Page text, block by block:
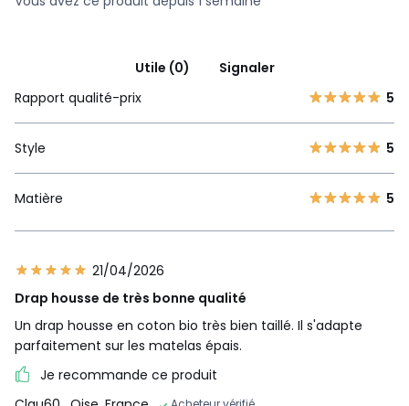
Utile (0)
Signaler
Rapport qualité-prix
5
Style 5
Matière 5
21/04/2026
Drap housse de très bonne qualité
Un drap housse en coton bio très bien taillé. Il s'adapte
parfaitement sur les matelas épais.
Je recommande ce produit